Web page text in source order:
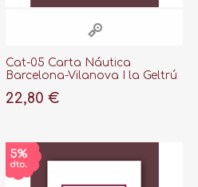
Cat-05 Carta Náutica
Barcelona-Vilanova I la Geltrú
22,80 €